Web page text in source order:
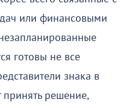
или финансовыми
готовы не все
знака в
принять решение,